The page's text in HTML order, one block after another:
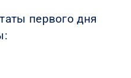
первого дня